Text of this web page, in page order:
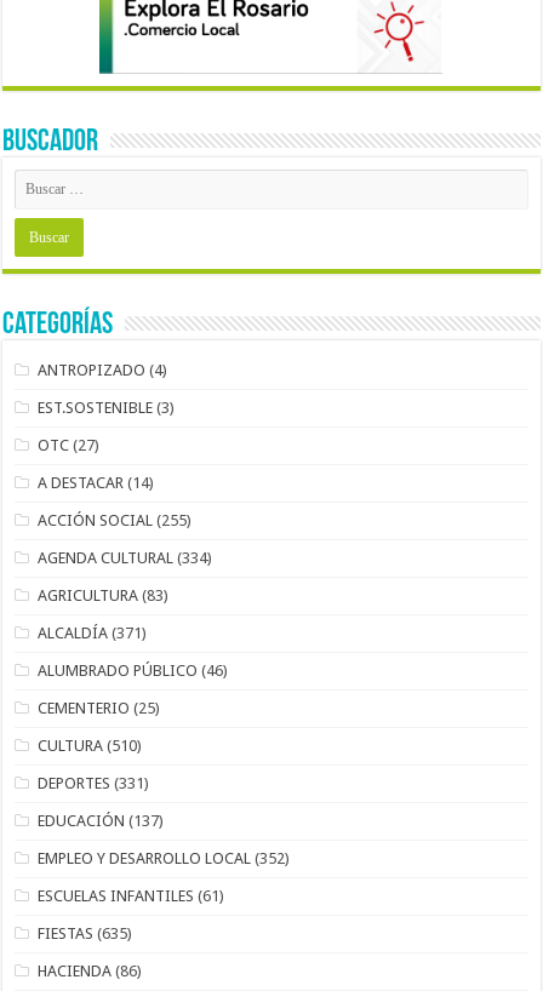
BUSCADOR
Categorías
ANTROPIZADO (4)
EST.SOSTENIBLE (3)
OTC (27)
A DESTACAR (14)
ACCIÓN SOCIAL (255)
AGENDA CULTURAL (334)
AGRICULTURA (83)
ALCALDÍA (371)
ALUMBRADO PÚBLICO (46)
CEMENTERIO (25)
CULTURA (510)
DEPORTES (331)
EDUCACIÓN (137)
EMPLEO Y DESARROLLO LOCAL (352)
ESCUELAS INFANTILES (61)
FIESTAS (635)
HACIENDA (86)